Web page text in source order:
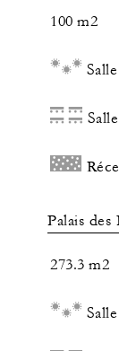
100 m2
Palais des
273.3 m2